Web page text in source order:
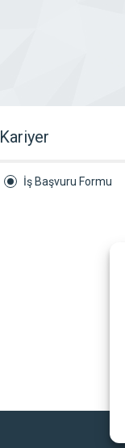
Kariyer
İş Başvuru Formu